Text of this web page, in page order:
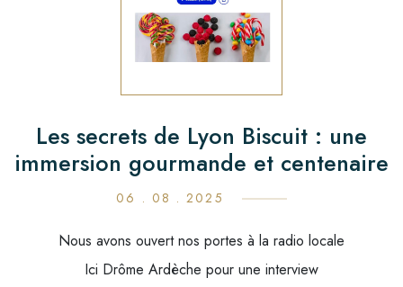
Les secrets de Lyon Biscuit : une
immersion gourmande et centenaire
06 . 08 . 2025
Nous avons ouvert nos portes à la radio locale
Ici Drôme Ardèche pour une interview